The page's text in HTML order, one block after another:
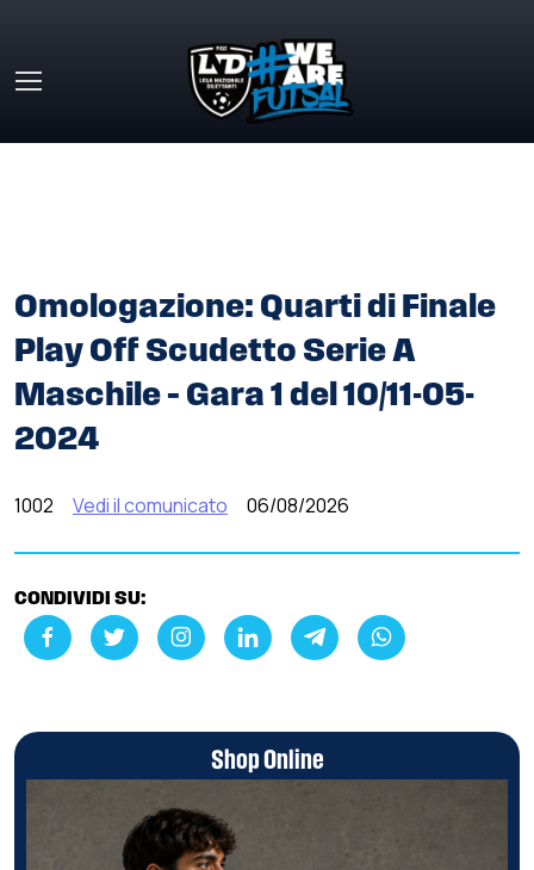
Omologazione: Quarti di Finale
Play Off Scudetto Serie A
Maschile – Gara 1 del 10/11-05-
2024
1002 Vedi il comunicato 06/08/2026
CONDIVIDI SU:
Shop Online